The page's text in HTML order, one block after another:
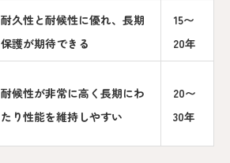
耐久性と耐候性に優れ、長期
保護が期待できる
15〜
20年
耐候性が非常に高く長期にわ
たり性能を維持しやすい
20〜
30年